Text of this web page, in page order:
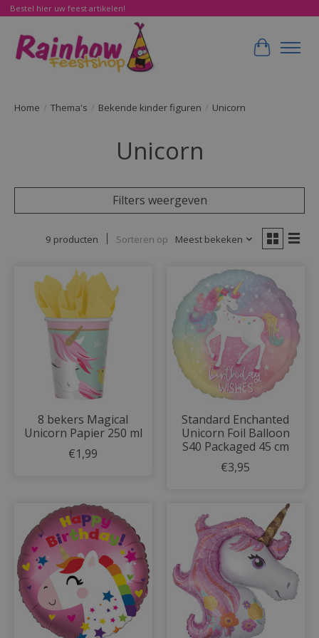
Bestel hier uw feest artikelen!
Home / Thema's / Bekende kinder figuren / Unicorn
Unicorn
Filters weergeven
9 producten Sorteren op Meest bekeken
8 bekers Magical
Unicorn Papier 250 ml
€1,99
Standard Enchanted
Unicorn Foil Balloon
S40 Packaged 45 cm
€3,95